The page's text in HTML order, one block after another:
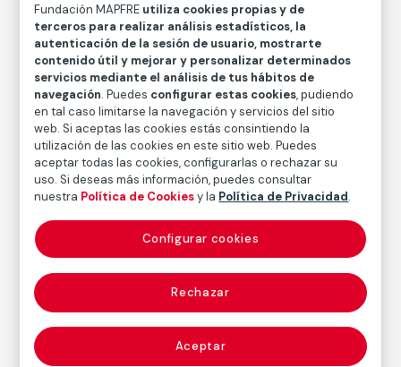
CATÁLOGO DE COLECCIONES
La Mixteca (1992)
Graciela Iturbide
Autor
Graciela Iturbide
Nacimiento: Ciudad de México, 1942
Serie:La Mixteca (1992) (Graciela Iturbide)
Fundación MAPFRE utiliza cookies propias y de
terceros para realizar análisis estadísticos, la
autenticación de la sesión de usuario, mostrarte
contenido útil y mejorar y personalizar determinados
servicios mediante el análisis de tus hábitos de
navegación. Puedes configurar estas cookies, pudiendo
en tal caso limitarse la navegación y servicios del sitio
web. Si aceptas las cookies estás consintiendo la
utilización de las cookies en este sitio web. Puedes
aceptar todas las cookies, configurarlas o rechazar su
uso. Si deseas más información, puedes consultar
nuestra Política de Cookiesy la Política de Privacidad.
Rechazar
Aceptar
Configurar cookies